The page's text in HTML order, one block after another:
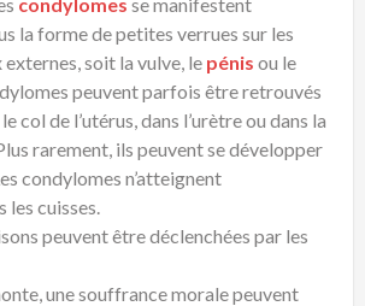
la forme de petites verrues sur les
soit la vulve, le pénis ou le
peuvent parfois être retrouvés
col de l’utérus, dans l’urètre ou dans la
rarement, ils peuvent se développer
condylomes n’atteignent
cuisses.
peuvent être déclenchées par les
une souffrance morale peuvent